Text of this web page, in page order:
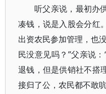
听父亲说，最初办
凑钱，说是入股会分红
出资农民参加管理，也
民没意见吗？”父亲说
退钱，但是供销社不搭
接归了公，农民都不敢